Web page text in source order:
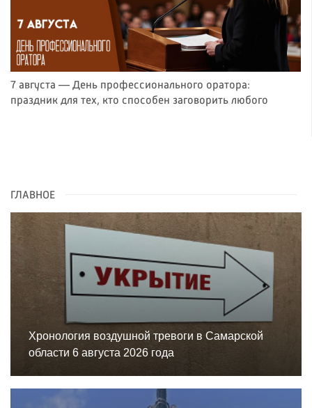
7 августа — День профессионального оратора:
праздник для тех, кто способен заговорить любого
ГЛАВНОЕ
Хронология воздушной тревоги в Самарской
области 6 августа 2026 года